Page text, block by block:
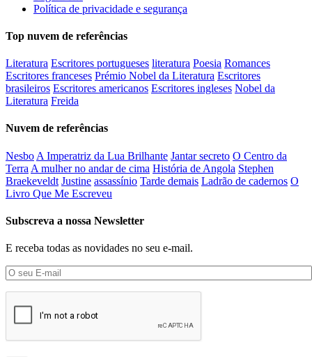
Política de privacidade e segurança
Top nuvem de referências
Literatura Escritores portugueses literatura Poesia Romances
Escritores franceses Prémio Nobel da Literatura Escritores
brasileiros Escritores americanos Escritores ingleses Nobel da
Literatura Freida
Nuvem de referências
Nesbo A Imperatriz da Lua Brilhante Jantar secreto O Centro da
Terra A mulher no andar de cima História de Angola Stephen
Braekeveldt Justine assassínio Tarde demais Ladrão de cadernos O
Livro Que Me Escreveu
Subscreva a nossa Newsletter
E receba todas as novidades no seu e-mail.